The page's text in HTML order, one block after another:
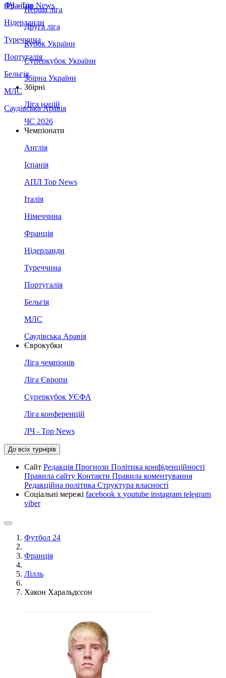
Франція
Нідерланди
Туреччина
Португалія
Бельгія
МЛС
Саудівська Аравія
ЛЧ - Top News
Перша ліга
Друга ліга
Кубок України
Суперкубок України
Збірна України
Збірні
Ліга націй
ЧС 2026
Чемпіонати
Англія
Іспанія
АПЛ Top News
Італія
Німеччина
Франція
Нідерланди
Туреччина
Португалія
Бельгія
МЛС
Саудівська Аравія
Єврокубки
Ліга чемпіонів
Ліга Європи
Суперкубок УЄФА
Ліга конференцій
ЛЧ - Top News
До всіх турнірів
Сайт Редакція Прогнози Політика конфіденційності
Правила сайту Контакти Правила коментування
Редакційна політика Структура власності
Соціальні мережі facebook x youtube instagram telegram
viber
Футбол 24
Франція
Лілль
Хакон Харальдссон